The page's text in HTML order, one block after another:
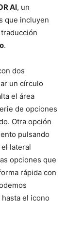
AI, un
que incluyen
.
dos
un círculo
el área
de opciones
Otra opción
pulsando
lateral
opciones que
rápida con
el icono